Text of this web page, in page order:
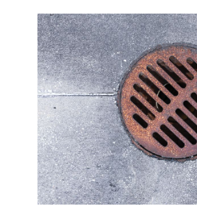
sikkerhedsfunktioner,
lås. Hvis ...